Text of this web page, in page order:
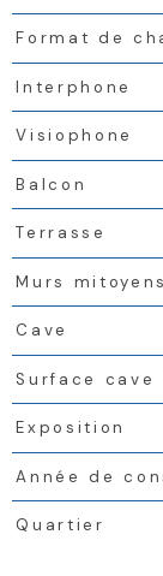
Format de
Interphone
Visiophone
Balcon
Terrasse
Murs mitoyens
Cave
Surface cave
Exposition
Année de
Quartier